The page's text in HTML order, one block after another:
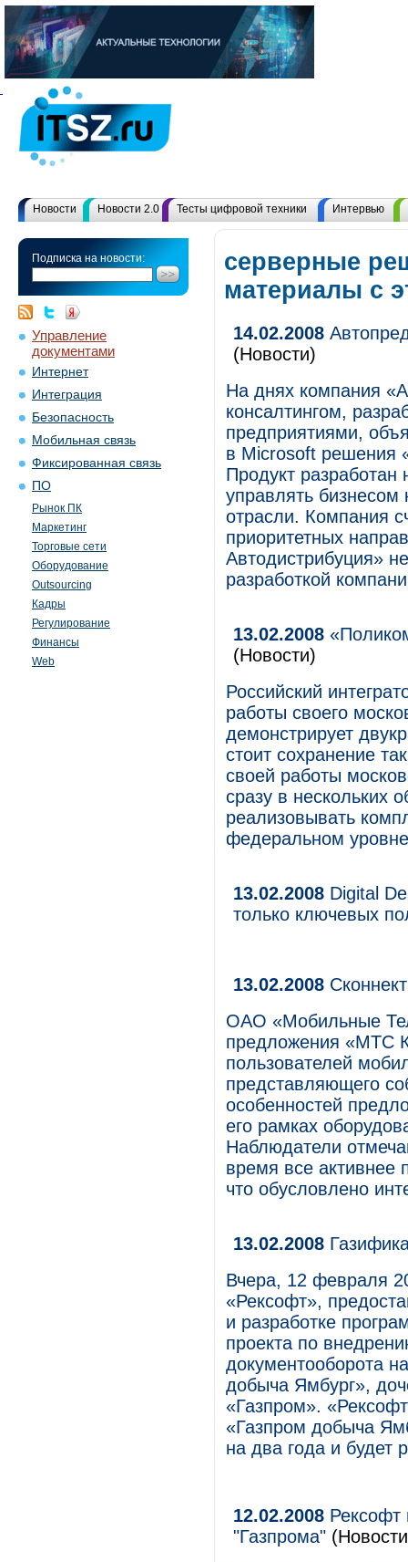
Новости Новости 2.0 Тесты цифровой техники Интервью
Подписка на новости:
Управление
документами
Интернет
Интеграция
Безопасность
Мобильная связь
Фиксированная связь
ПО
Рынок ПК
Маркетинг
Торговые сети
Оборудование
Outsourcing
Кадры
Регулирование
Финансы
Web
серверные
материалы с
14.02.2008
(Новости)
На днях компания
консалтингом,
предприятиями,
в Microsoft решения
Продукт разработан
управлять
отрасли. Компания
приоритетных
Автодистрибуция»
разработкой
13.02.2008
(Новости)
Российский
работы своего
демонстрирует
стоит сохранение
своей работы
сразу в нескольких
реализовывать
федеральном
13.02.2008 Digital
только ключевых
13.02.2008
ОАО «Мобильные
предложения «МТС
пользователей
представляющего
особенностей
его рамках
Наблюдатели
время все активнее
что обусловлено
13.02.2008
Вчера, 12 февраля
«Рексофт»,
и разработке
проекта по
документооборота
добыча Ямбург»,
«Газпром».
«Газпром добыча
на два года и будет
12.02.2008 Рексофт
"Газпрома"